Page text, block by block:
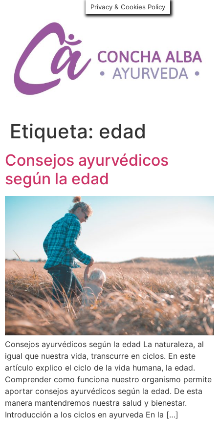
Etiqueta: edad
Consejos ayurvédicos
según la edad
Consejos ayurvédicos según la edad La naturaleza, al
igual que nuestra vida, transcurre en ciclos. En este
artículo explico el ciclo de la vida humana, la edad.
Comprender como funciona nuestro organismo permite
aportar consejos ayurvédicos según la edad. De esta
manera mantendremos nuestra salud y bienestar.
Introducción a los ciclos en ayurveda En la […]
Privacy & Cookies Policy